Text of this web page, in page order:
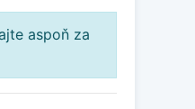
aspoň za